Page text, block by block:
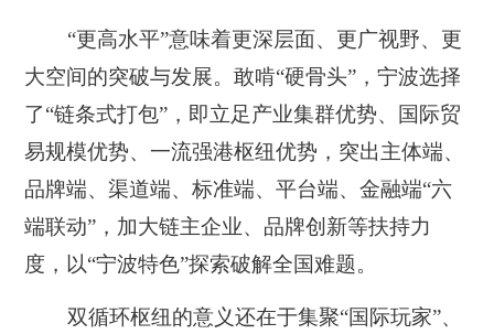
“更高水平”意味着更深层面、更广视野、更
大空间的突破与发展。敢啃“硬骨头”，宁波选择
了“链条式打包”，即立足产业集群优势、国际贸
易规模优势、一流强港枢纽优势，突出主体端、
品牌端、渠道端、标准端、平台端、金融端“六
端联动”，加大链主企业、品牌创新等扶持力
度，以“宁波特色”探索破解全国难题。
双循环枢纽的意义还在于集聚“国际玩家”、